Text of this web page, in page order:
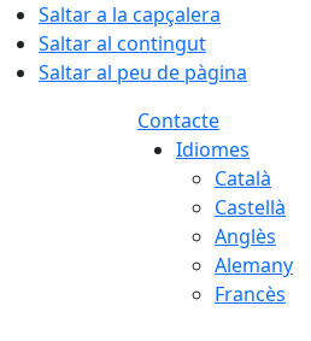
Saltar a la capçalera
Saltar al contingut
Saltar al peu de pàgina
Contacte
Idiomes
Català
Castellà
Anglès
Alemany
Francès